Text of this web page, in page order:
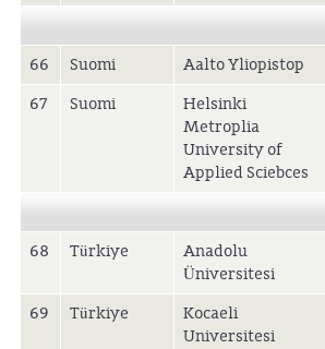
66 Suomi Aalto Yliopistop
67
Suomi
Helsinki
Metroplia
University of
Applied Sciebces
68 Türkiye
Anadolu
Üniversitesi
69 Türkiye
Kocaeli
Universitesi